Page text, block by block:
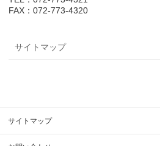
FAX：072-773-4320
サイトマップ
サイトマップ